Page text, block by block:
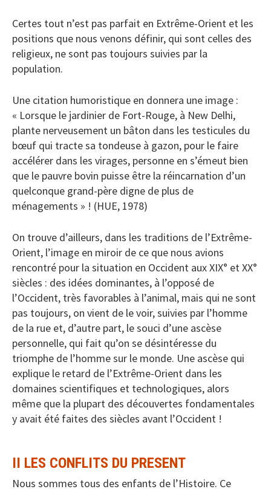
Certes tout n’est pas parfait en Extrême-Orient et les
positions que nous venons définir, qui sont celles des
religieux, ne sont pas toujours suivies par la
population.
Une citation humoristique en donnera une image :
« Lorsque le jardinier de Fort-Rouge, à New Delhi,
plante nerveusement un bâton dans les testicules du
bœuf qui tracte sa tondeuse à gazon, pour le faire
accélérer dans les virages, personne en s’émeut bien
que le pauvre bovin puisse être la réincarnation d’un
quelconque grand-père digne de plus de
ménagements » ! (HUE, 1978)
On trouve d’ailleurs, dans les traditions de l’Extrême-
Orient, l’image en miroir de ce que nous avions
rencontré pour la situation en Occident aux XIX° et XX°
siècles : des idées dominantes, à l’opposé de
l’Occident, très favorables à l’animal, mais qui ne sont
pas toujours, on vient de le voir, suivies par l’homme
de la rue et, d’autre part, le souci d’une ascèse
personnelle, qui fait qu’on se désintéresse du
triomphe de l’homme sur le monde. Une ascèse qui
explique le retard de l’Extrême-Orient dans les
domaines scientifiques et technologiques, alors
même que la plupart des découvertes fondamentales
y avait été faites des siècles avant l’Occident !
II LES CONFLITS DU PRESENT
Nous sommes tous des enfants de l’Histoire. Ce